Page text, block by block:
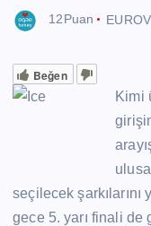
12Puan
Beğen
Kimi
seçilecek
gece 5. yarı finali de